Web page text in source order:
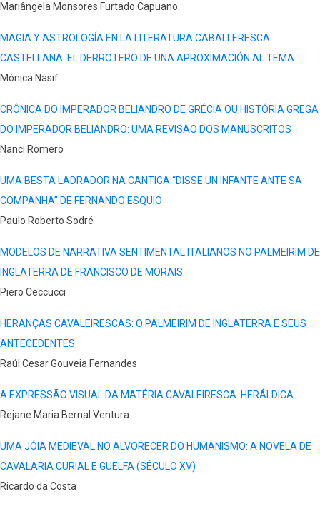
Mariângela Monsores Furtado Capuano
MAGIA Y ASTROLOGÍA EN LA LITERATURA CABALLERESCA
CASTELLANA: EL DERROTERO DE UNA APROXIMACIÓN AL TEMA
Mónica Nasif
CRÔNICA DO IMPERADOR BELIANDRO DE GRÉCIA OU HISTÓRIA GREGA
DO IMPERADOR BELIANDRO: UMA REVISÃO DOS MANUSCRITOS
Nanci Romero
UMA BESTA LADRADOR NA CANTIGA “DISSE UN INFANTE ANTE SA
COMPANHA” DE FERNANDO ESQUIO
Paulo Roberto Sodré
MODELOS DE NARRATIVA SENTIMENTAL ITALIANOS NO PALMEIRIM DE
INGLATERRA DE FRANCISCO DE MORAIS
Piero Ceccucci
HERANÇAS CAVALEIRESCAS: O PALMEIRIM DE INGLATERRA E SEUS
ANTECEDENTES
Raúl Cesar Gouveia Fernandes
A EXPRESSÃO VISUAL DA MATÉRIA CAVALEIRESCA: HERÁLDICA
Rejane Maria Bernal Ventura
UMA JÓIA MEDIEVAL NO ALVORECER DO HUMANISMO: A NOVELA DE
CAVALARIA CURIAL E GUELFA (SÉCULO XV)
Ricardo da Costa